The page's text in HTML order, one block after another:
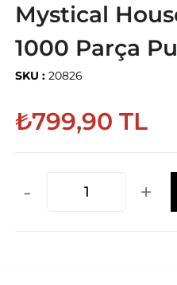
Mystical
1000 Parça
SKU : 20826
₺799,90 TL
- +